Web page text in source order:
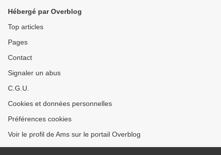
Hébergé par Overblog
Top articles
Pages
Contact
Signaler un abus
C.G.U.
Cookies et données personnelles
Préférences cookies
Voir le profil de Ams sur le portail Overblog